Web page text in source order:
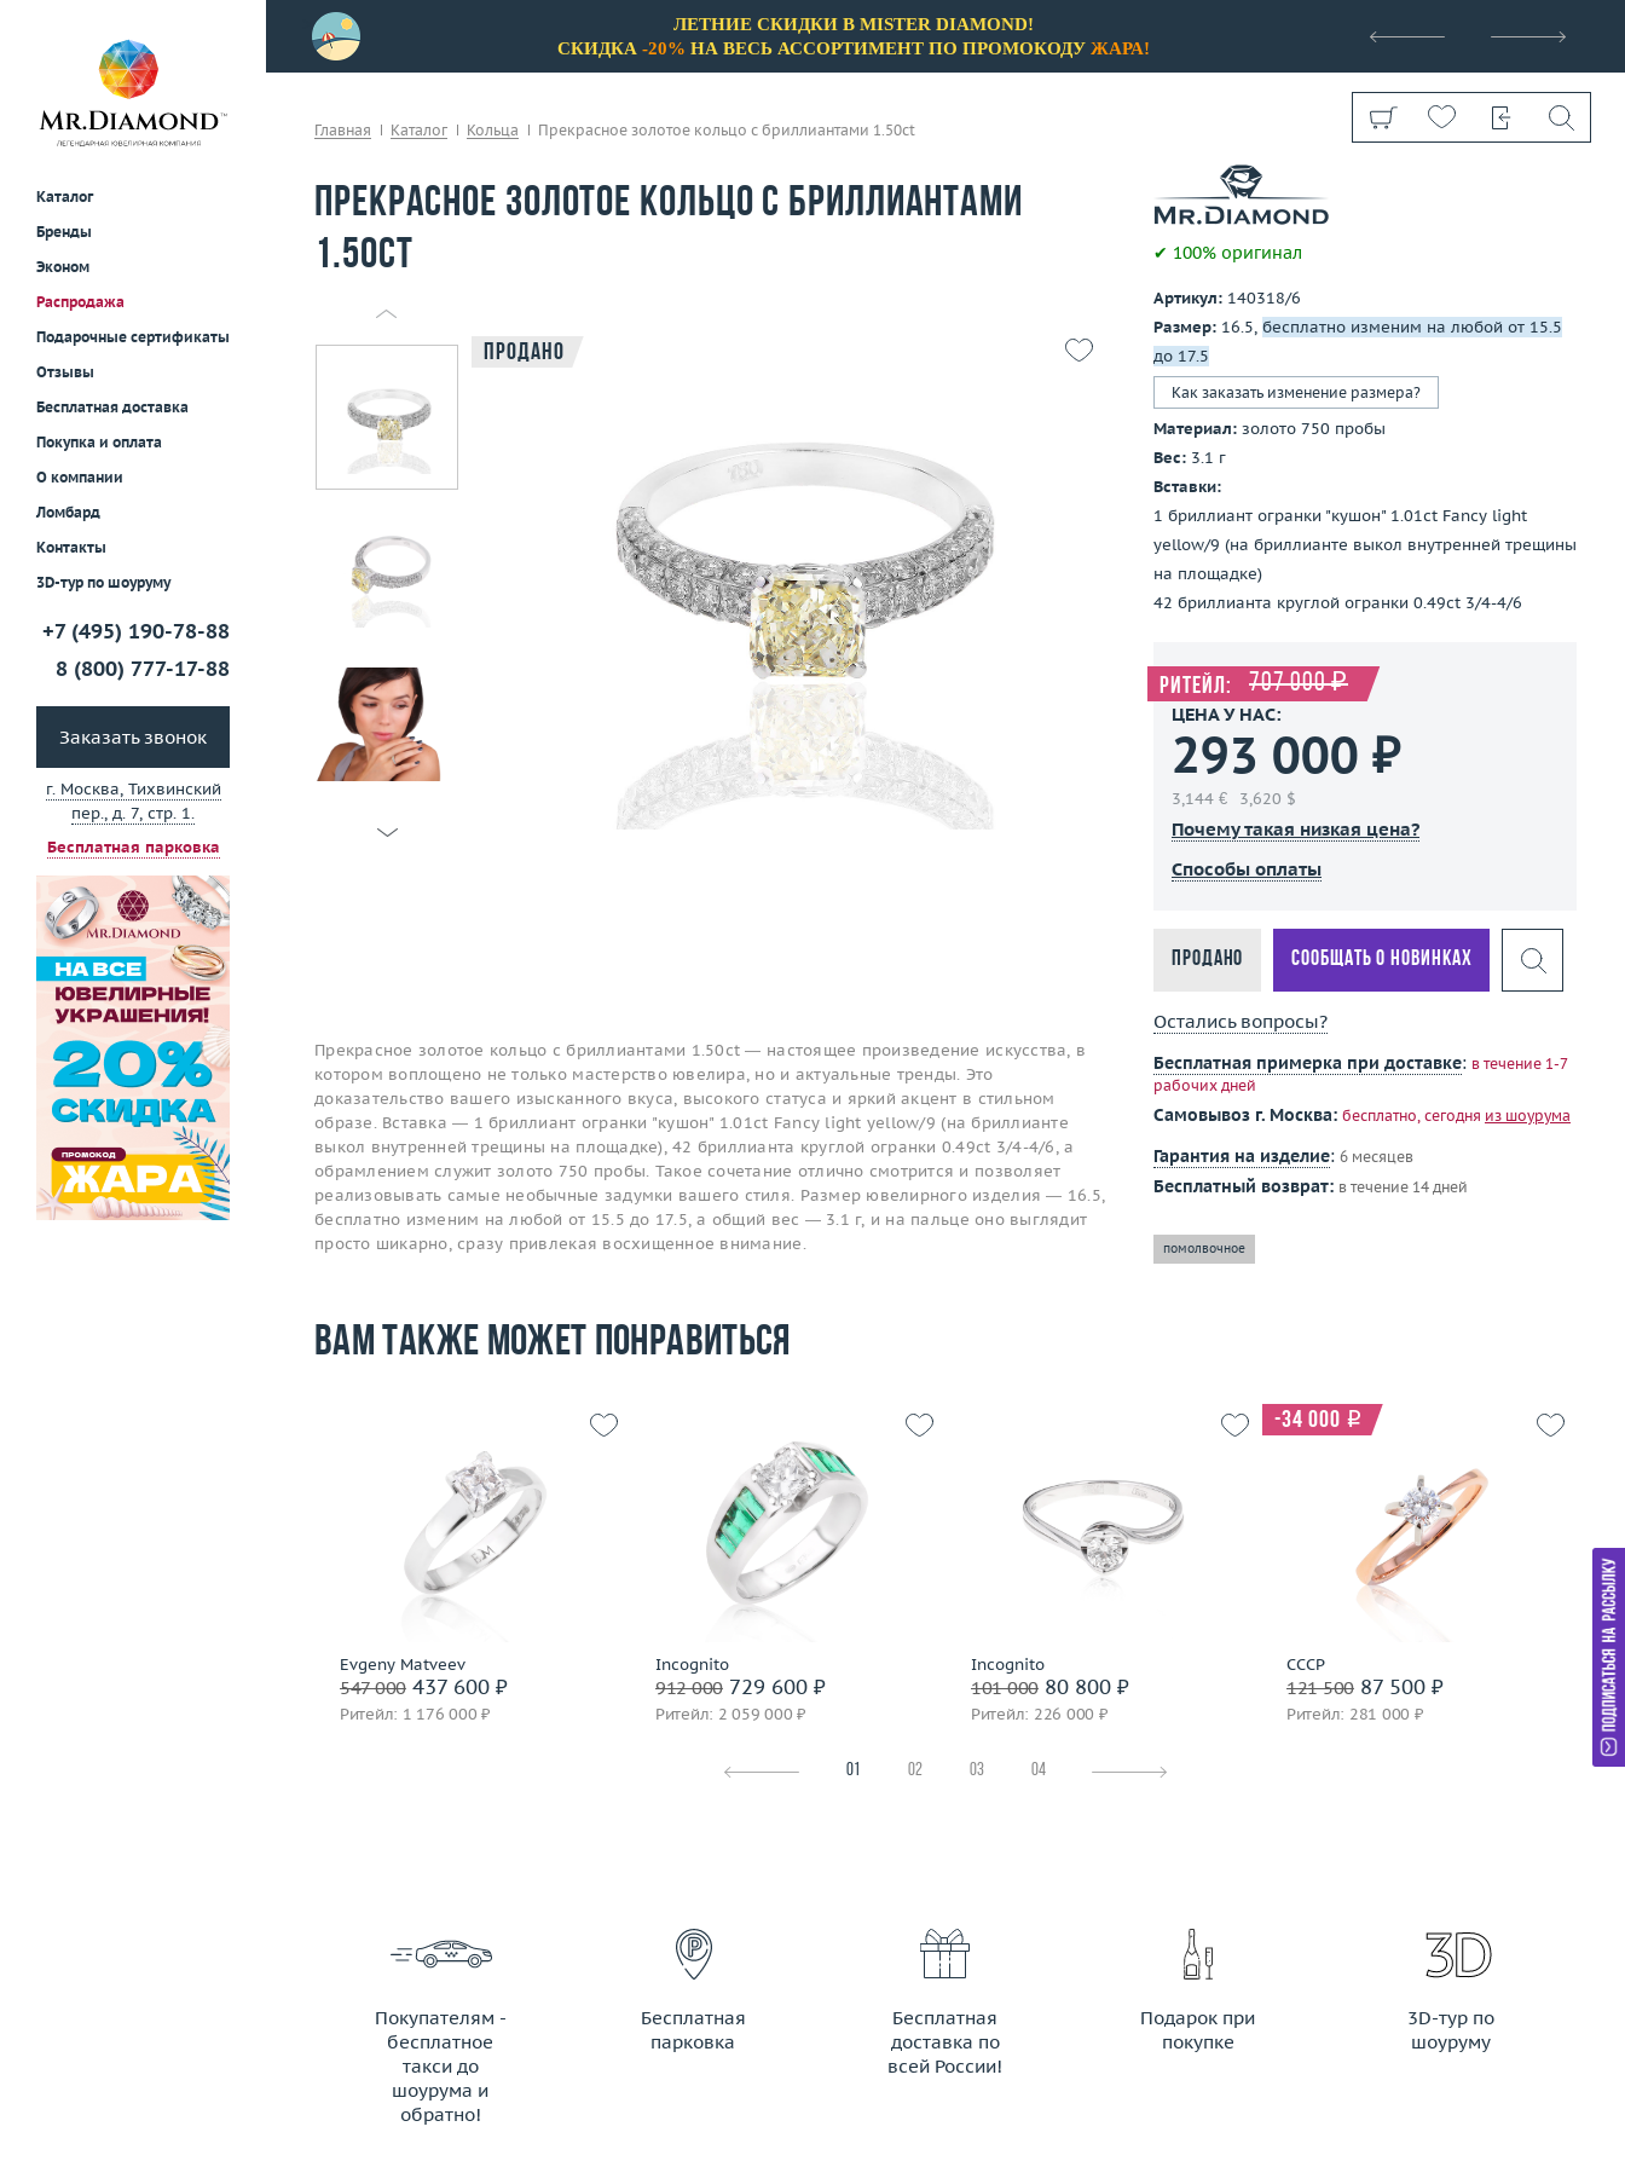
Каталог
Бренды
Эконом
Распродажа
Подарочные сертификаты
Отзывы
Бесплатная доставка
Покупка и оплата
О компании
Ломбард
Контакты
3D-тур по шоуруму
+7 (495) 190-78-88
8 (800) 777-17-88
Заказать звонок
г. Москва, Тихвинский
пер., д. 7, стр. 1.
Бесплатная парковка
примерки!
ЛЕТНИЕ СКИДКИ В MISTER DIAMOND!
СКИДКА -20% НА ВЕСЬ АССОРТИМЕНТ ПО ПРОМОКОДУ ЖАРА!
Показать все
Главная Каталог Кольца Прекрасное золотое кольцо с бриллиантами 1.50ct
Прекрасное золотое кольцо с бриллиантами
1.50ct
Продано
Прекрасное золотое кольцо с бриллиантами 1.50ct — настоящее произведение искусства, в
котором воплощено не только мастерство ювелира, но и актуальные тренды. Это
доказательство вашего изысканного вкуса, высокого статуса и яркий акцент в стильном
образе. Вставка — 1 бриллиант огранки "кушон" 1.01ct Fancy light yellow/9 (на бриллианте
выкол внутренней трещины на площадке), 42 бриллианта круглой огранки 0.49ct 3/4-4/6, а
обрамлением служит золото 750 пробы. Такое сочетание отлично смотрится и позволяет
реализовывать самые необычные задумки вашего стиля. Размер ювелирного изделия — 16.5,
бесплатно изменим на любой от 15.5 до 17.5, а общий вес — 3.1 г, и на пальце оно выглядит
просто шикарно, сразу привлекая восхищенное внимание.
✔ 100% оригинал
Артикул: 140318/6
Размер: 16.5, бесплатно изменим на любой от 15.5
до 17.5
Как заказать изменение размера?
Материал: золото 750 пробы
Вес: 3.1 г
Вставки:
1 бриллиант огранки "кушон" 1.01ct Fancy light
yellow/9 (на бриллианте выкол внутренней трещины
на площадке)
42 бриллианта круглой огранки 0.49ct 3/4-4/6
Ритейл: 707 000 ₽
ЦЕНА У НАС:
293 000 ₽
3,144 € 3,620 $
Почему такая низкая цена?
Способы оплаты
Продано Сообщать о новинках
Остались вопросы?
Бесплатная примерка при доставке: в течение 1-7
рабочих дней
Самовывоз г. Москва: бесплатно, сегодня из шоурума
Гарантия на изделие: 6 месяцев
Бесплатный возврат: в течение 14 дней
помолвочное
Вам также может понравиться
Evgeny Matveev
547 000437 600 ₽
Ритейл: 1 176 000 ₽
Материал
золото 750 пробы
Incognito
912 000729 600 ₽
Ритейл: 2 059 000 ₽
Размер
Вес (г)
Материал
золото 750 пробы
Подробнее
Incognito
101 00080 800 ₽
Ритейл: 226 000 ₽
Вес (г)
Материал
золото 585 пробы
СССР
121 50087 500 ₽
Ритейл: 281 000 ₽
-34 000 i
золото 583 пробы
Подробнее
01 02 03 04
Покупателям -
бесплатное
такси до
шоурума и
обратно!
ЗАКАЗАТЬ ТАКСИ
Бесплатная
парковка
Бесплатная
доставка по
всей России!
Подарок при
покупке
3D-тур по
шоуруму